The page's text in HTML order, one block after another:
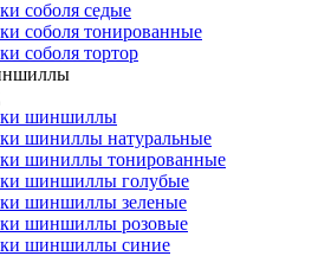
соболя седые
соболя тонированные
соболя тортор
шиншиллы
шиниллы натуральные
шиниллы тонированные
шиншиллы голубые
шиншиллы зеленые
шиншиллы розовые
шиншиллы синие